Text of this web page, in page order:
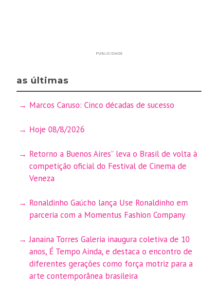
PUBLICIDADE
as últimas
Marcos Caruso: Cinco décadas de sucesso
Hoje 08/8/2026
Retorno a Buenos Aires” leva o Brasil de volta à
competição oficial do Festival de Cinema de
Veneza
Ronaldinho Gaúcho lança Use Ronaldinho em
parceria com a Momentus Fashion Company
Janaina Torres Galeria inaugura coletiva de 10
anos, É Tempo Ainda, e destaca o encontro de
diferentes gerações como força motriz para a
arte contemporânea brasileira